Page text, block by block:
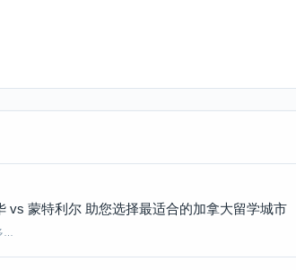
vs 蒙特利尔 助您选择最适合的加拿大留学城市
…